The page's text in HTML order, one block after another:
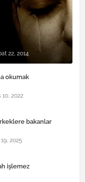
22, 2014
okumak
2022
bakanlar
2025
işlemez